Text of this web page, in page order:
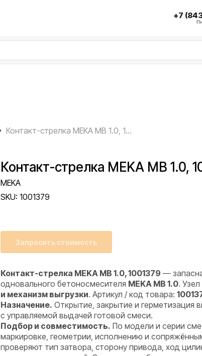
+7
Контакт-стрелка MEKA MB 1.0, 1001379
Контакт-стрелка MEKA MB 1.0,
MEKA
SKU: 1001379
Запросить стоимость
Контакт-стрелка MEKA MB 1.0, 1001379 —
одновального бетоносмесителя MEKA MB 1.0.
и механизм выгрузки. Артикул / код товара:
Назначение. Открытие, закрытие и герметизация
с управляемой выдачей готовой смеси.
Подбор и совместимость. По модели и серии
маркировке, геометрии, исполнению и
проверяют тип затвора, сторону привода, ход